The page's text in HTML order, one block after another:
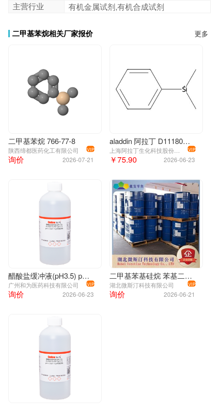
主营行业
有机金属试剂,有机合成试剂
二甲基苯烷相关厂家报价 更多
二甲基苯烷 766-77-8
陕西缔都医药化工有限公司 VIP
2026-07-21
询价
aladdin 阿拉丁 D111809 二甲基苯基硅烷 766-77-8 97%
VIP
2026-06-23
￥75.90
醋酸盐缓冲液(pH3.5) pH=3.5(25 ℃)(中国药典) Acetate buffer (pH3.5)
广州和为医药科技有限公司 VIP
2026-06-23
询价
二甲基苯基硅烷 苯基二甲基一氢硅烷 苯基二甲基硅烷 766-77-8 涂料稀释剂
湖北微斯汀科技有限公司 VIP
2026-06-21
询价